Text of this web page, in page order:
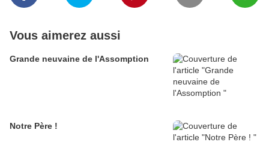
Vous aimerez aussi
Grande neuvaine de l'Assomption
Notre Père !